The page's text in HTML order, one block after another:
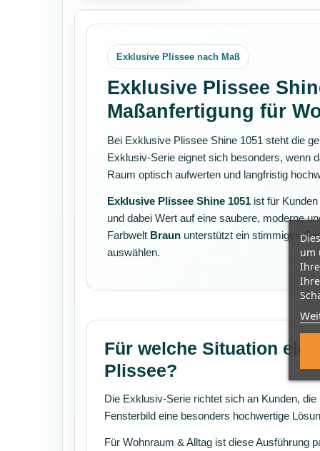
Exklusive Plissee nach Maß
Exklusive Plissee
Maßanfertigung für
Bei Exklusive Plissee Shine 1051 steht die
Exklusiv-Serie eignet sich besonders, wenn
Raum optisch aufwerten und langfristig
Exklusive Plissee Shine 1051 ist für
und dabei Wert auf eine saubere, moderne
Farbwelt Braun unterstützt ein stimmiges
auswählen.
Für welche Situation
Plissee?
Die Exklusiv-Serie richtet sich an Kunden,
Fensterbild eine besonders hochwertige
Für Wohnraum & Alltag ist diese Ausführung
um